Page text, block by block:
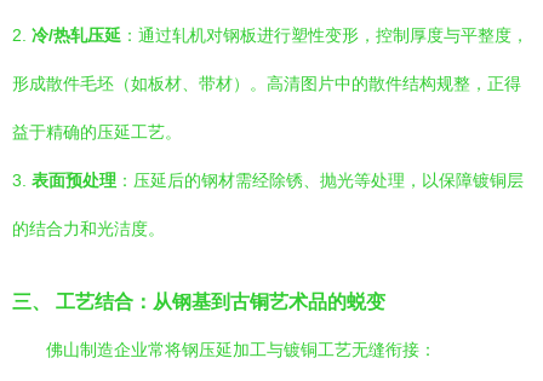
2. 冷/热轧压延 ：通过轧机对钢板进行塑性变形，控制厚度与平整度，
形成散件毛坯（如板材、带材）。高清图片中的散件结构规整，正得
益于精确的压延工艺。
3. 表面预处理 ：压延后的钢材需经除锈、抛光等处理，以保障镀铜层
的结合力和光洁度。
三、 工艺结合：从钢基到古铜艺术品的蜕变
佛山制造企业常将钢压延加工与镀铜工艺无缝衔接：